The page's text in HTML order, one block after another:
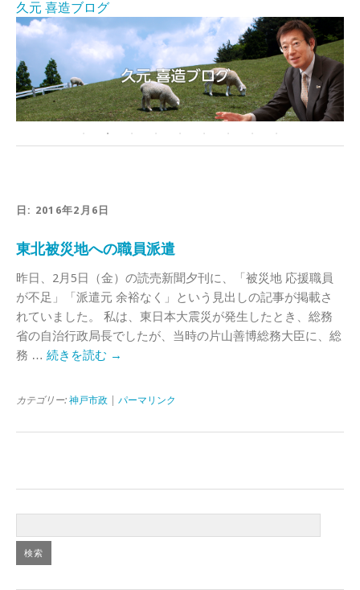
久元 喜造ブログ
日: 2016年2月6日
東北被災地への職員派遣
昨日、2月5日（金）の読売新聞夕刊に、「被災地 応援職員
が不足」「派遣元 余裕なく」という見出しの記事が掲載さ
れていました。 私は、東日本大震災が発生したとき、総務
省の自治行政局長でしたが、当時の片山善博総務大臣に、総
務 … 続きを読む →
カテゴリー: 神戸市政 パーマリンク